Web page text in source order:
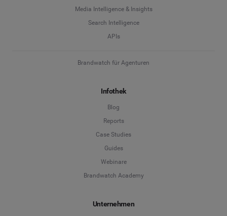
Media Intelligence & Insights
Search Intelligence
APIs
Brandwatch für Agenturen
Infothek
Blog
Reports
Case Studies
Guides
Webinare
Brandwatch Academy
Unternehmen